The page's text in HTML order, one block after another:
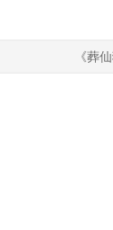
《葬